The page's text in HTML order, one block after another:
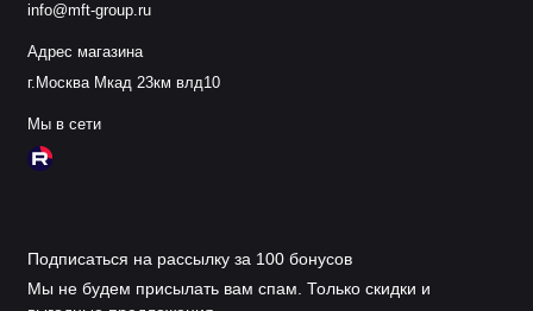
info@mft-group.ru
Адрес магазина
г.Москва Мкад 23км влд10
Мы в сети
Подписаться на рассылку за 100 бонусов
Мы не будем присылать вам спам. Только скидки и